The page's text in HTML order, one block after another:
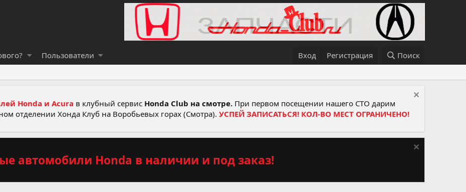
Пользователи Вход Регистрация Поиск
Honda и Acura в клубный сервис Honda Club на смотре. При первом посещении нашего СТО дарим
отделении Хонда Клуб на Воробьевых горах (Смотра). УСПЕЙ ЗАПИСАТЬСЯ! КОЛ-ВО МЕСТ ОГРАНИЧЕНО!
автомобили Honda в наличии и под заказ!